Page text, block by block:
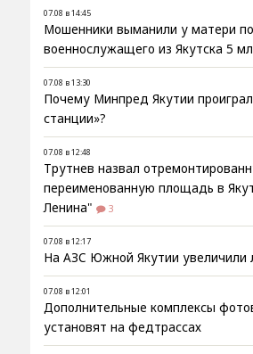
07.08 в 14:45
Мошенники выманили у матери
военнослужащего из Якутска 5
07.08 в 13:30
Почему Минпред Якутии
станции»?
07.08 в 12:48
Трутнев назвал
переименованную площадь в
Ленина"
3
07.08 в 12:17
На АЗС Южной Якутии увеличили
07.08 в 12:01
Дополнительные комплексы
установят на федтрассах